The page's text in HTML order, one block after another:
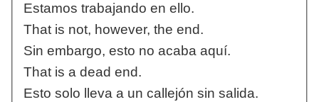
Estamos trabajando en ello.
That is not, however, the end.
Sin embargo, esto no acaba aquí.
That is a dead end.
Esto solo lleva a un callejón sin salida.